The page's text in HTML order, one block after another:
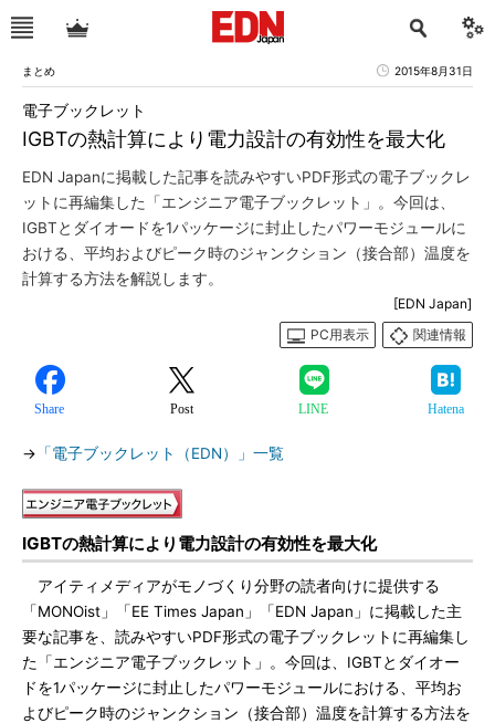
まとめ 2015年8月31日
IGBTの熱計算により電力設計の有効性を最大化
電子ブックレット
EDN Japanに掲載した記事を読みやすいPDF形式の電子ブックレ
ットに再編集した「エンジニア電子ブックレット」。今回は、
IGBTとダイオードを1パッケージに封止したパワーモジュールに
おける、平均およびピーク時のジャンクション（接合部）温度を
計算する方法を解説します。
[EDN Japan]
PC用表示
関連情報
Share Post LINE Hatena
→ 「電子ブックレット（EDN）」一覧
IGBTの熱計算により電力設計の有効性を最大化
アイティメディアがモノづくり分野の読者向けに提供する
「MONOist」「EE Times Japan」「EDN Japan」に掲載した主
要な記事を、読みやすいPDF形式の電子ブックレットに再編集し
た「エンジニア電子ブックレット」。今回は、IGBTとダイオー
ドを1パッケージに封止したパワーモジュールにおける、平均お
よびピーク時のジャンクション（接合部）温度を計算する方法を